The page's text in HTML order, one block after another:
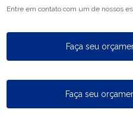
Entre em contato com um de nossos
Faça seu
Faça seu